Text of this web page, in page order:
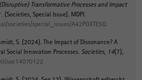
Transformative Processes and Impact
. (Societies, Special Issue). MDPI.
societies/special_issues/A42PGXTE5Q
S. (2024). The Impact of Dissonance? A
Social Innovation Processes. Societies, 14(7),
soc14070122